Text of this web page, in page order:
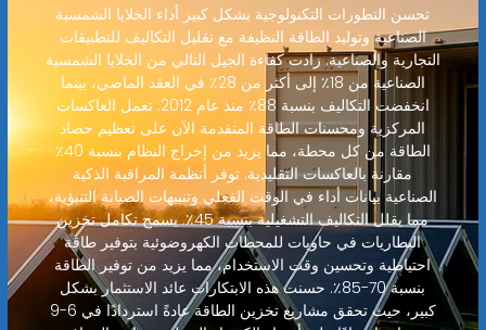
تحسن التطورات التكنولوجية بشكل كبير أداء الخلايا الشمسية
الصناعية وتوليد الطاقة النظيفة مع تقليل التكاليف للتطبيقات
التجارية والصناعية. زادت كفاءة الجيل التالي من الخلايا الشمسية
الصناعية من 18٪ إلى أكثر من 28٪ في العقد الماضي، بينما
انخفضت التكاليف بنسبة 88٪ منذ عام 2012. تعمل العاكسات
المركزية ومحسنات الطاقة المتقدمة الآن على تعظيم حصاد
الطاقة من كل محطة، مما يزيد من إخراج النظام بنسبة 40٪
مقارنة بالعاكسات التقليدية. توفر أنظمة المراقبة الذكية
الصناعية بيانات أداء في الوقت الفعلي وتنبيهات الصيانة التنبؤية،
مما يقلل التكاليف التشغيلية بنسبة 45٪. يسمح تكامل تخزين
البطاريات في حاويات للمحطات الكهروضوئية بتوفير طاقة
احتياطية وتحسين وقت الاستخدام، مما يزيد من توفير الطاقة
بنسبة 70-85٪. حسنت هذه الابتكارات عائد الاستثمار بشكل
كبير، حيث تحقق مشاريع تخزين الطاقة عادةً استردادًا في 6-9